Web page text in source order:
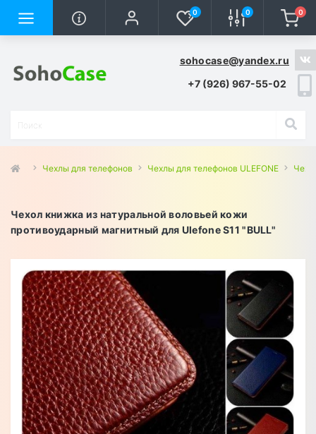
0 0 0
sohocase@yandex.ru
+7 (926) 967-55-02
Чехлы для телефонов Чехлы для телефонов ULEFONE
Чехол книжка из натуральной воловьей кожи
противоударный магнитный для Ulefone S11 "BULL"